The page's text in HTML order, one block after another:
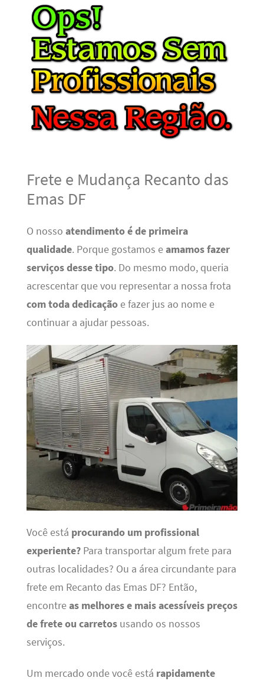
Frete e Mudança Recanto das
Emas DF
O nosso atendimento é de primeira
qualidade. Porque gostamos eamamos fazer
serviços desse tipo. Do mesmo modo, queria
acrescentar que vou representar a nossa frota
com toda dedicaçãoe fazer jus ao nome e
continuar a ajudar pessoas.
Você está procurando um profissional
experiente?Para transportar algum frete para
outras localidades? Ou a área circundante para
frete em Recanto das Emas DF? Então,
encontreas melhores e mais acessíveis preços
de frete ou carretosusando os nossos
serviços.
Um mercado onde você está rapidamente